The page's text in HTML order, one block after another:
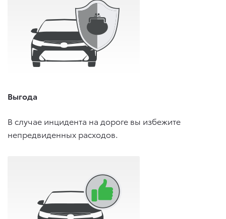
Выгода
В случае инцидента на дороге вы избежите
непредвиденных расходов.